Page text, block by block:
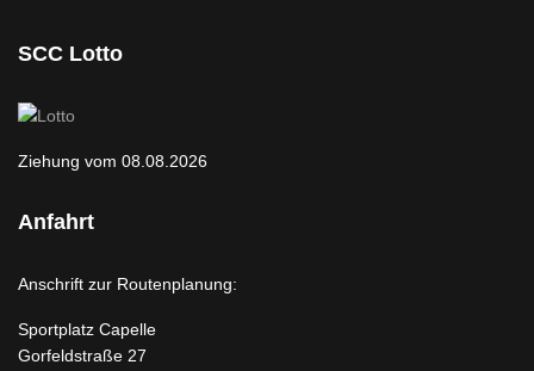
SCC Lotto
Ziehung vom 08.08.2026
Anfahrt
Anschrift zur Routenplanung:
Sportplatz Capelle
Gorfeldstraße 27